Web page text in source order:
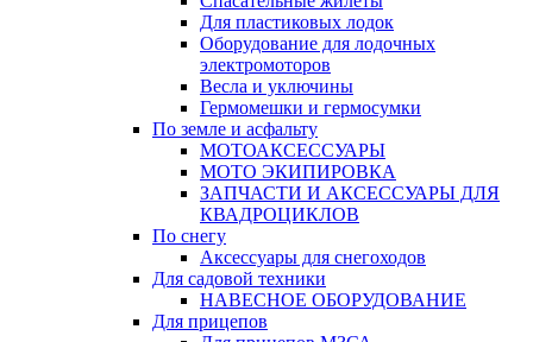
Для пластиковых лодок
Оборудование для лодочных
электромоторов
Весла и уключины
Гермомешки и гермосумки
По земле и асфальту
МОТОАКСЕССУАРЫ
МОТО ЭКИПИРОВКА
ЗАПЧАСТИ И АКСЕССУАРЫ ДЛЯ
КВАДРОЦИКЛОВ
По снегу
Аксессуары для снегоходов
Для садовой техники
НАВЕСНОЕ ОБОРУДОВАНИЕ
Для прицепов